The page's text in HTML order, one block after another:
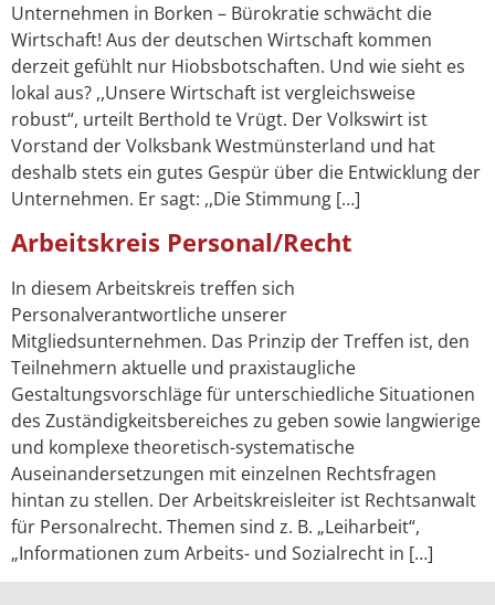
Unternehmen in Borken – Bürokratie schwächt die
Wirtschaft! Aus der deutschen Wirtschaft kommen
derzeit gefühlt nur Hiobsbotschaften. Und wie sieht es
lokal aus? ,,Unsere Wirtschaft ist vergleichsweise
robust“, urteilt Berthold te Vrügt. Der Volkswirt ist
Vorstand der Volksbank Westmünsterland und hat
deshalb stets ein gutes Gespür über die Entwicklung der
Unternehmen. Er sagt: ,,Die Stimmung […]
Arbeitskreis Personal/Recht
In diesem Arbeitskreis treffen sich
Personalverantwortliche unserer
Mitgliedsunternehmen. Das Prinzip der Treffen ist, den
Teilnehmern aktuelle und praxistaugliche
Gestaltungsvorschläge für unterschiedliche Situationen
des Zuständigkeitsbereiches zu geben sowie langwierige
und komplexe theoretisch-systematische
Auseinandersetzungen mit einzelnen Rechtsfragen
hintan zu stellen. Der Arbeitskreisleiter ist Rechtsanwalt
für Personalrecht. Themen sind z. B. „Leiharbeit“,
„Informationen zum Arbeits- und Sozialrecht in […]